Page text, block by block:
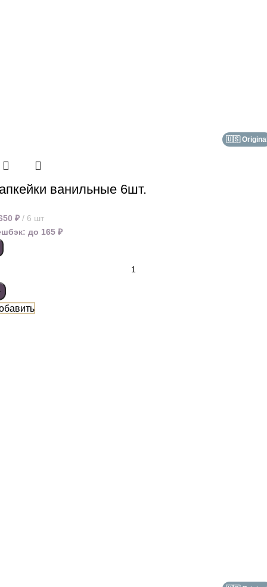
🇺🇸
ванильные 6шт.
₽
6 шт
до 165 ₽